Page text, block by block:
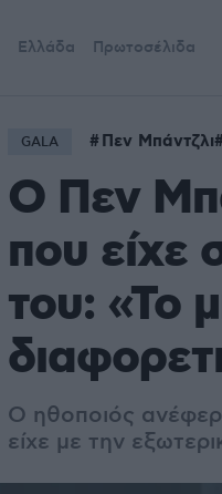
Ελλάδα Πρωτοσέλιδα
GALA Πεν Μπάντζλι
Ο Πεν
που είχε
του: «Το
Ο ηθοποιός
είχε με την